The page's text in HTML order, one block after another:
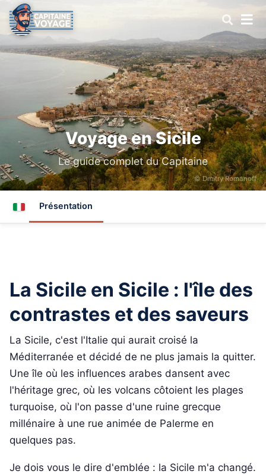
Voyage en Sicile
Le guide complet du Capitaine
© Dmitry Romanoff
Présentation
La Sicile en Sicile : l'île des
contrastes et des saveurs
La Sicile, c'est l'Italie qui aurait croisé la
Méditerranée et décidé de ne plus jamais la quitter.
Une île où les influences arabes dansent avec
l'héritage grec, où les volcans côtoient les plages
turquoise, où l'on passe d'une ruine grecque
millénaire à une rue animée de Palerme en
quelques pas.
Je dois vous le dire d'emblée : la Sicile m'a changé.